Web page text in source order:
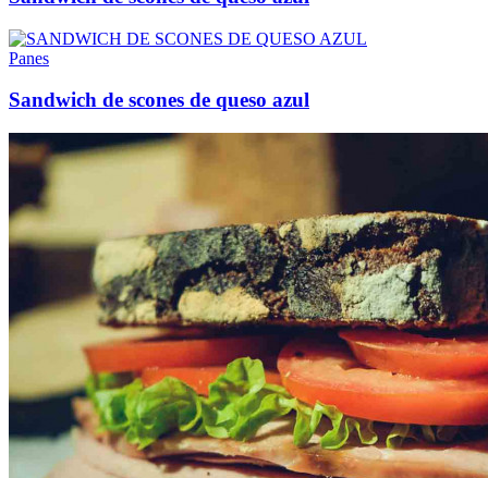
Panes
Sandwich de scones de queso azul